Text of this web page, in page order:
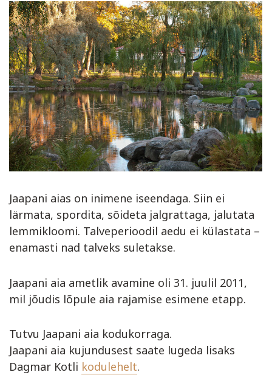
Jaapani aias on inimene iseendaga. Siin ei
lärmata, spordita, sõideta jalgrattaga, jalutata
lemmikloomi. Talveperioodil aedu ei külastata –
enamasti nad talveks suletakse.
Jaapani aia ametlik avamine oli 31. juulil 2011,
mil jõudis lõpule aia rajamise esimene etapp.
Tutvu Jaapani aia kodukorraga.
Jaapani aia kujundusest saate lugeda lisaks
Dagmar Kotli kodulehelt.